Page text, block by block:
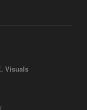
Visuals